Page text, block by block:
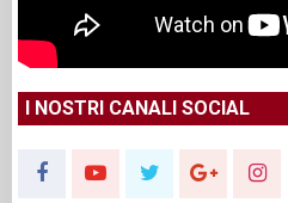
I NOSTRI CANALI SOCIAL